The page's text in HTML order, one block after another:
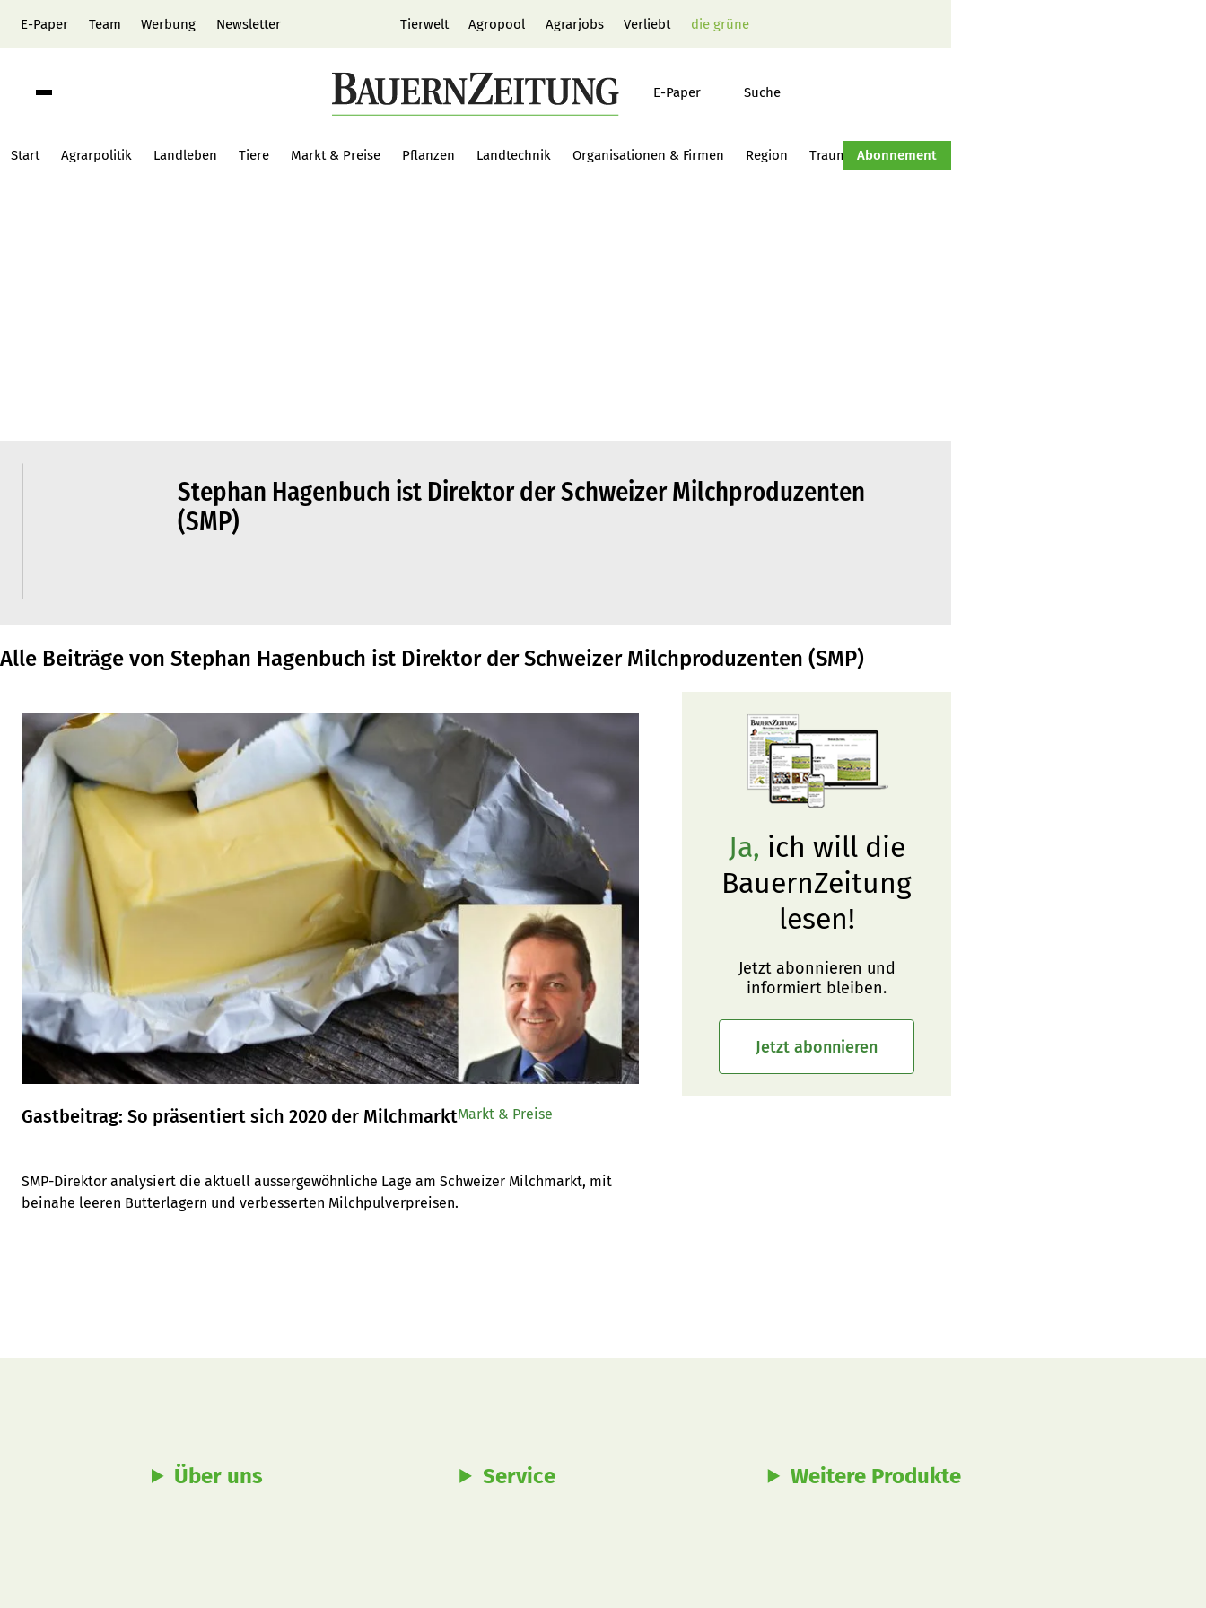
E-Paper Team Werbung Newsletter Tierwelt Agropool Agrarjobs Verliebt die grüne
E-Paper Suche
Start Agrarpolitik Landleben Tiere Markt & Preise Pflanzen Landtechnik Organisationen & Firmen Region Traumtraktor Hof-Management
Abonnement
Stephan Hagenbuch ist Direktor der Schweizer Milchproduzenten
(SMP)
Alle Beiträge von Stephan Hagenbuch ist Direktor der Schweizer Milchproduzenten (SMP)
Gastbeitrag: So präsentiert sich 2020 der Milchmarkt
SMP-Direktor analysiert die aktuell aussergewöhnliche Lage am Schweizer Milchmarkt, mit
beinahe leeren Butterlagern und verbesserten Milchpulverpreisen.
Markt & Preise
Ja, ich will die
BauernZeitung
lesen!
Jetzt abonnieren und
informiert bleiben.
Jetzt abonnieren
Über uns Service Weitere Produkte